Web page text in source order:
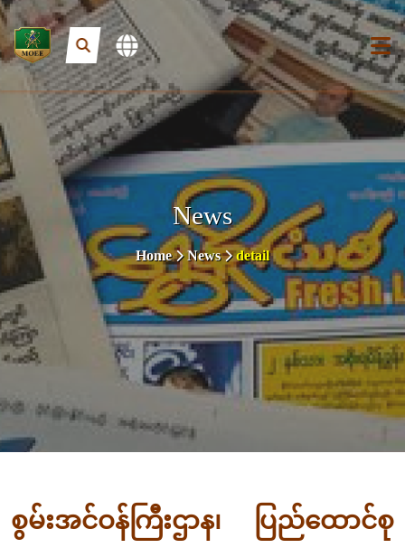
News
Home News detail
စွမ်းအင်ဝန်ကြီးဌာန၊ ပြည်ထောင်စု